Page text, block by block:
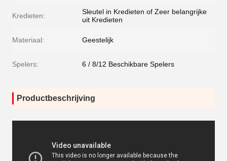
Kredieten:
Sleutel in Kredieten of Zeer belangrijke
uit Kredieten
Materiaal: Geestelijk
Spelers: 6 / 8/12 Beschikbare Spelers
Productbeschrijving